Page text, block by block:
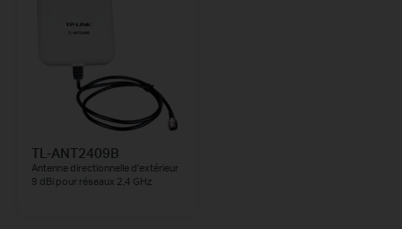
TL-ANT2409B
Antenne directionnelle d'extérieur
9 dBi pour réseaux 2,4 GHz